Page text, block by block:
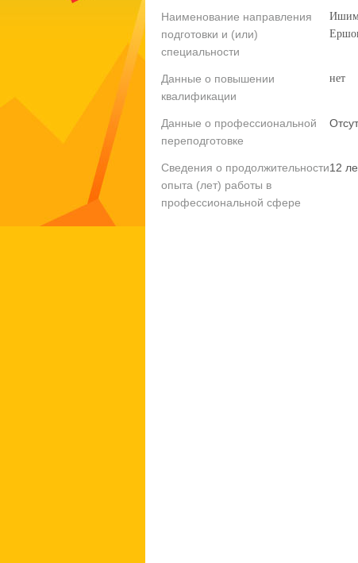
Наименование направления
подготовки и (или)
специальности
Данные о повышении
квалификации
нет
Данные о профессиональной
переподготовке
Сведения о продолжительности
опыта (лет) работы в
профессиональной сфере
12